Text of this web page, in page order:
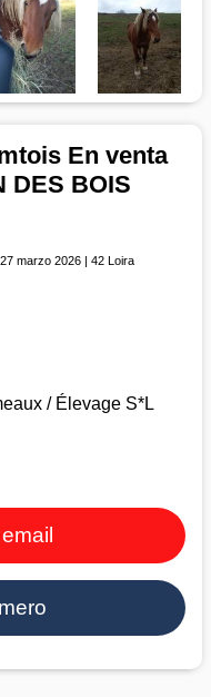
En venta
DES BOIS
marzo 2026 | 42 Loira
/ Élevage S*L